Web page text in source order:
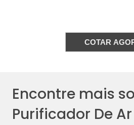
olhos e congestão nasal.
3. Prevenção de
e bronquite. A redução
sistema respiratório mais
COTAR
Encontre mais
Purificador De